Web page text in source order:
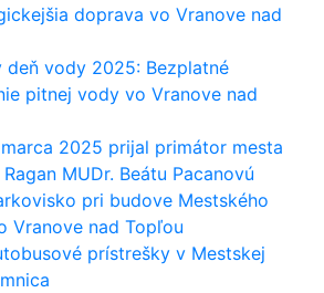
doprava vo Vranove nad
deň vody 2025: Bezplatné
pitnej vody vo Vranove nad
marca 2025 prijal primátor mesta
MUDr. Beátu Pacanovú
pri budove Mestského
Vranove nad Topľou
prístrešky v Mestskej